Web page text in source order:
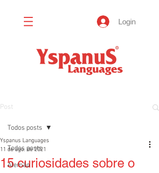
Login
Post
Todos posts
Alemão
Todos posts
15 curiosidades sobre o
Yspanus Languages
11 de ago. de 2021